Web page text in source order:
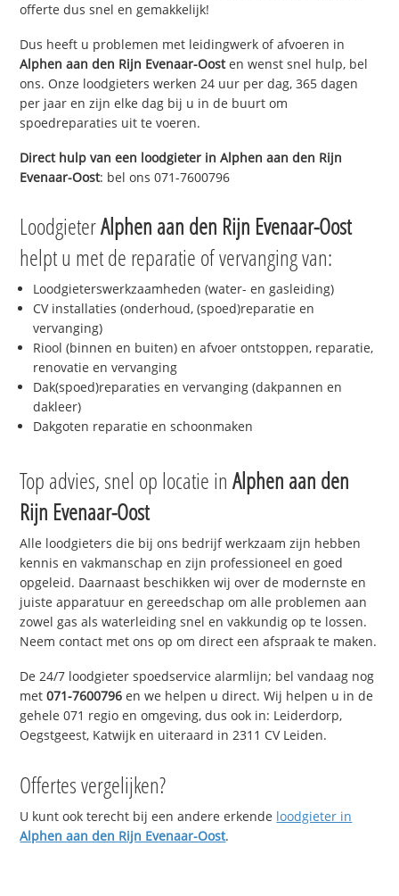
offerte dus snel en gemakkelijk!
Dus heeft u problemen met leidingwerk of afvoeren in
Alphen aan den Rijn Evenaar-Oosten wenst snel hulp, bel
ons. Onze loodgieters werken 24 uur per dag, 365 dagen
per jaar en zijn elke dag bij u in de buurt om
spoedreparaties uit te voeren.
Direct hulp van een loodgieter inAlphen aan den Rijn
Evenaar-Oost: bel ons 071-7600796
LoodgieterAlphen aan den Rijn Evenaar-Oost
helpt u met de reparatie of vervanging van:
Loodgieterswerkzaamheden (water- en gasleiding)
CV installaties (onderhoud, (spoed)reparatie en
vervanging)
Riool (binnen en buiten) en afvoer ontstoppen, reparatie,
renovatie en vervanging
Dak(spoed)reparaties en vervanging (dakpannen en
dakleer)
Dakgoten reparatie en schoonmaken
Top advies, snel op locatie inAlphen aan den
Rijn Evenaar-Oost
Alle loodgieters die bij ons bedrijf werkzaam zijn hebben
kennis en vakmanschap en zijn professioneel en goed
opgeleid. Daarnaast beschikken wij over de modernste en
juiste apparatuur en gereedschap om alle problemen aan
zowel gas als waterleiding snel en vakkundig op te lossen.
Neem contact met ons op om direct een afspraak te maken.
De 24/7 loodgieter spoedservice alarmlijn; bel vandaag nog
met071-7600796 en we helpen u direct. Wij helpen u in de
gehele 071 regio en omgeving, dus ook in: Leiderdorp,
Oegstgeest, Katwijk en uiteraard in 2311 CV Leiden.
Offertes vergelijken?
U kunt ook terecht bij een andere erkende loodgieter in
Alphen aan den Rijn Evenaar-Oost.